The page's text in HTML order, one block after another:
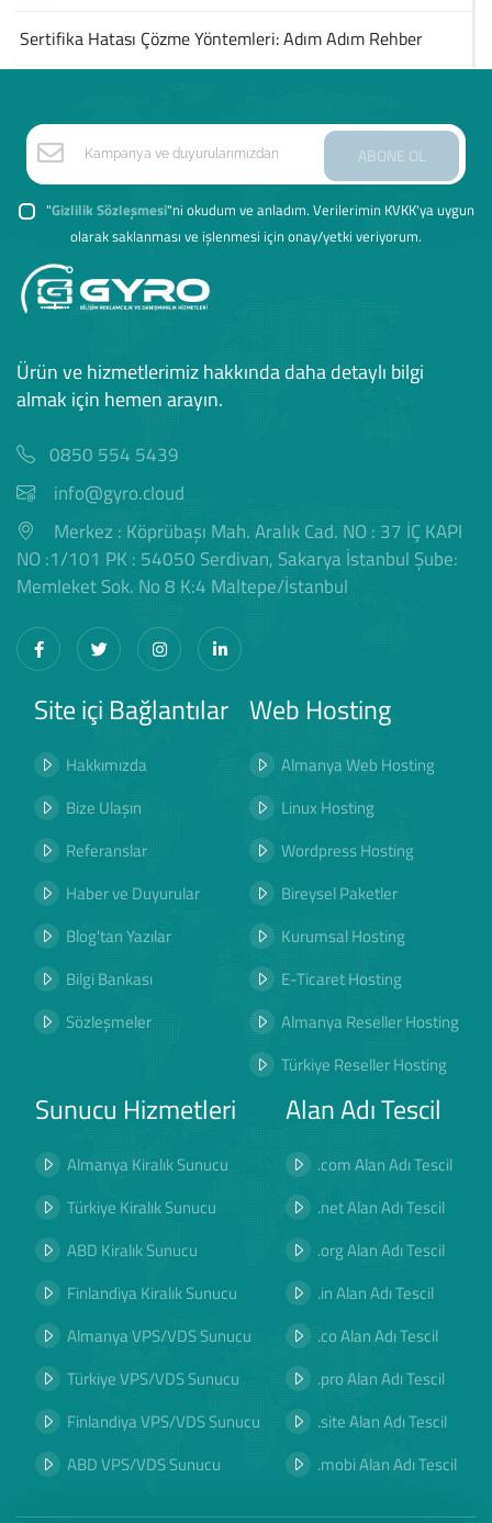
Sertifika Hatası Çözme Yöntemleri: Adım Adım Rehber
ABONE OL
"Gizlilik Sözleşmesi"ni okudum ve anladım. Verilerimin KVKK'ya uygun
olarak saklanması ve işlenmesi için onay/yetki veriyorum.
Ürün ve hizmetlerimiz hakkında daha detaylı bilgi
almak için hemen arayın.
0850 554 5439
info@gyro.cloud
Merkez : Köprübaşı Mah. Aralık Cad. NO : 37 İÇ KAPI
NO :1/101 PK : 54050 Serdivan, Sakarya İstanbul Şube:
Memleket Sok. No 8 K:4 Maltepe/İstanbul
Site içi Bağlantılar
Hakkımızda
Bize Ulaşın
Referanslar
Haber ve Duyurular
Blog'tan Yazılar
Bilgi Bankası
Sözleşmeler
Web Hosting
Almanya Web Hosting
Linux Hosting
Wordpress Hosting
Bireysel Paketler
Kurumsal Hosting
E-Ticaret Hosting
Almanya Reseller Hosting
Türkiye Reseller Hosting
Sunucu Hizmetleri
Almanya Kiralık Sunucu
Türkiye Kiralık Sunucu
ABD Kiralık Sunucu
Finlandiya Kiralık Sunucu
Almanya VPS/VDS Sunucu
Türkiye VPS/VDS Sunucu
Finlandiya VPS/VDS Sunucu
ABD VPS/VDS Sunucu
Alan Adı Tescil
.com Alan Adı Tescil
.net Alan Adı Tescil
.org Alan Adı Tescil
.in Alan Adı Tescil
.co Alan Adı Tescil
.pro Alan Adı Tescil
.site Alan Adı Tescil
.mobi Alan Adı Tescil